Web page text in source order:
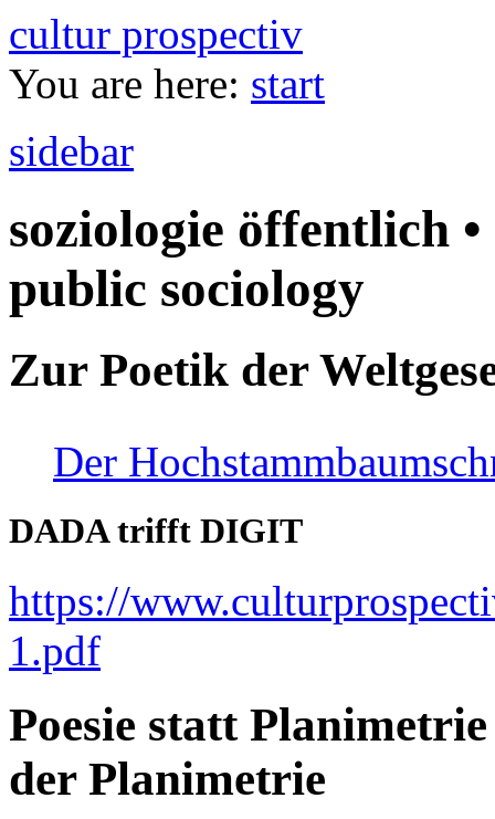
cultur prospectiv
You are here: start
sidebar
soziologie öffentlich
public sociology
Zur Poetik der
Der
DADA trifft DIGIT
https://
1.pdf
Poesie statt
der Planimetrie